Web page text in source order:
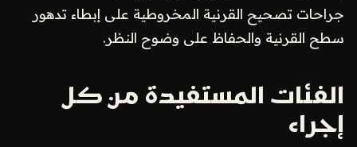
جراحات تصحيح القرنية المخروطية على إبطاء تدهور
سطح القرنية والحفاظ على وضوح النظر.
الفئات المستفيدة من كل
إجراء